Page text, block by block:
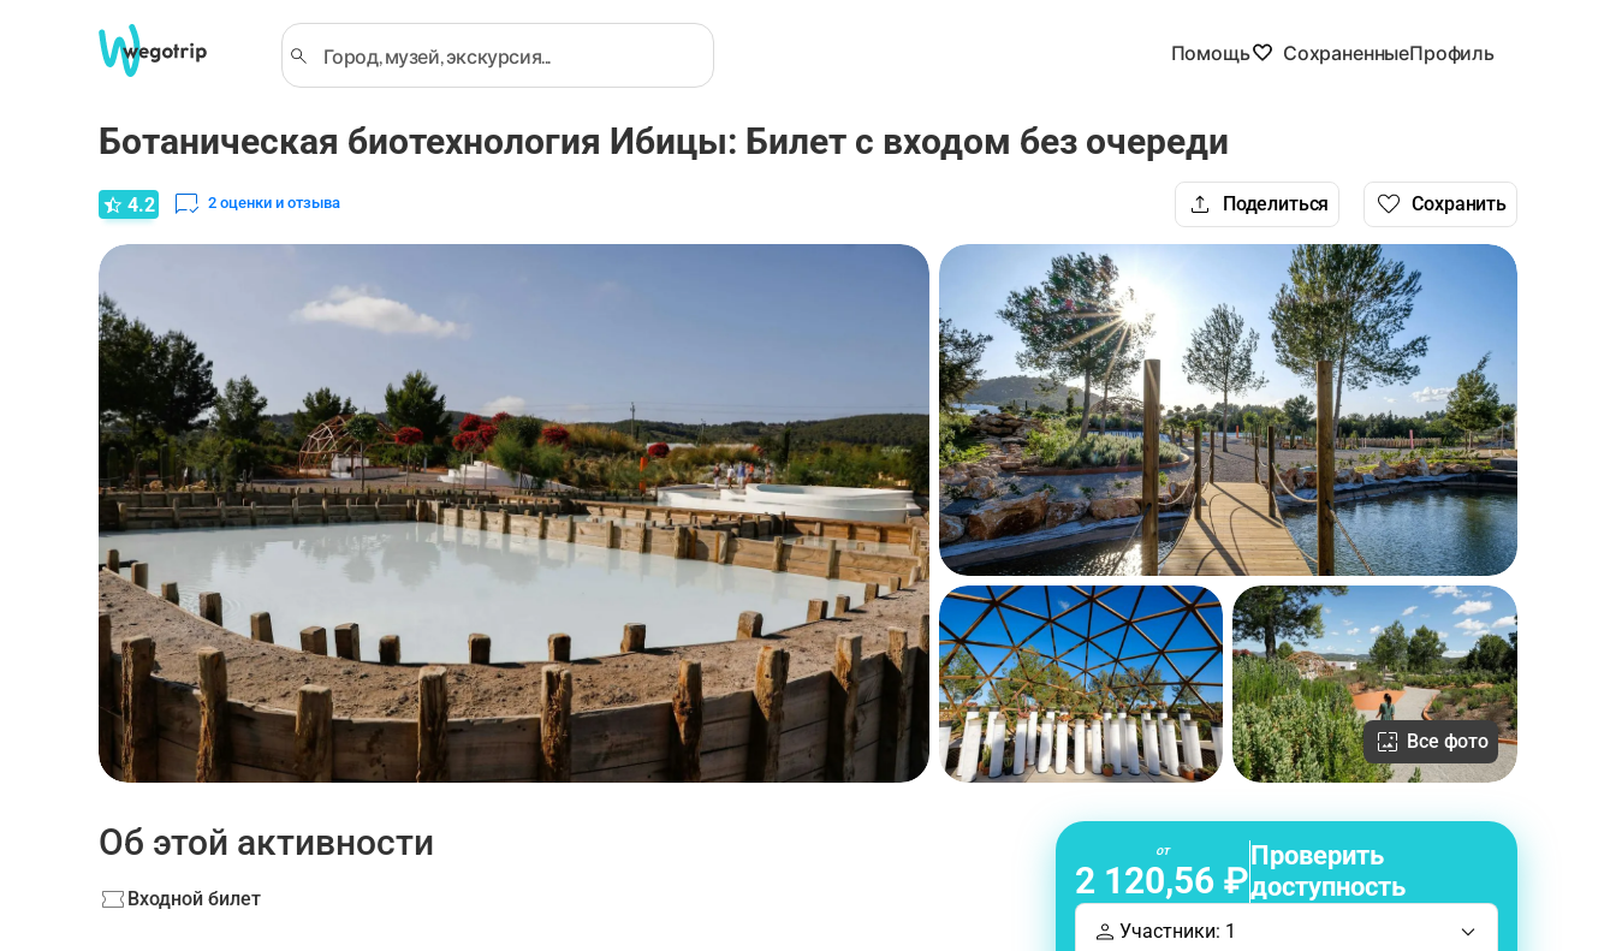
Помощь СохраненныеПрофиль
Ботаническая биотехнология Ибицы: Билет с входом без очереди
4.2 2 оценки и отзыва Поделиться Сохранить
Все фото
Об этой активности
Входной билет
от
2 120,56 ₽
Проверить
доступность
Участники: 1